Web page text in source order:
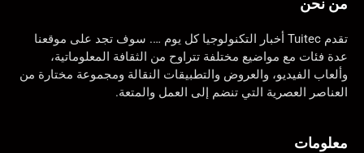
تقدم Tuitec أخبار التكنولوجيا كل يوم …. سوف تجد على موقعنا
عدة فئات مع مواضيع مختلفة تتراوح من الثقافة المعلوماتية،
وألعاب الفيديو، والعروض والتطبيقات النقالة ومجموعة مختارة من
العناصر العصرية التي تنضم إلى العمل والمتعة.
معلومات